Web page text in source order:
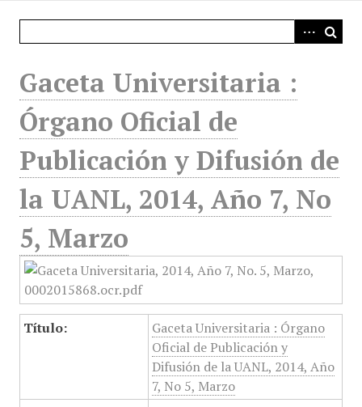
Gaceta Universitaria :
Órgano Oficial de
Publicación y Difusión de
la UANL, 2014, Año 7, No
5, Marzo
Título:
Gaceta Universitaria : Órgano
Oficial de Publicación y
Difusión de la UANL, 2014, Año
7, No 5, Marzo